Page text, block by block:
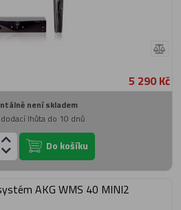
5 290 Kč
není skladem
lhůta do 10 dnů
Do košíku
AKG WMS 40 MINI2